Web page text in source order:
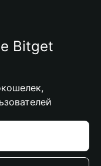
Bitget